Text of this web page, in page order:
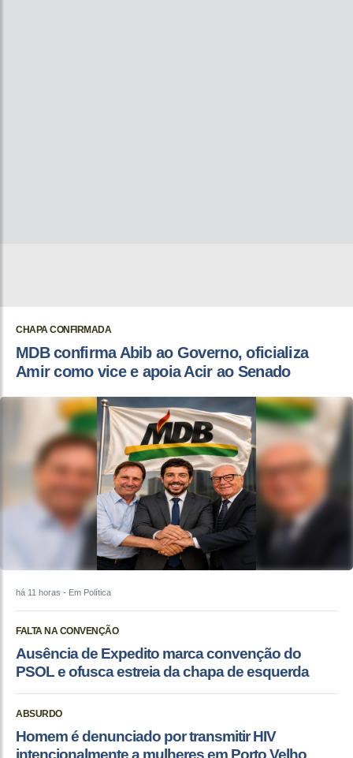
CHAPA CONFIRMADA
MDB confirma Abib ao Governo, oficializa
Amir como vice e apoia Acir ao Senado
há 11 horas - Em Política
FALTA NA CONVENÇÃO
Ausência de Expedito marca convenção do
PSOL e ofusca estreia da chapa de esquerda
ABSURDO
Homem é denunciado por transmitir HIV
intencionalmente a mulheres em Porto Velho